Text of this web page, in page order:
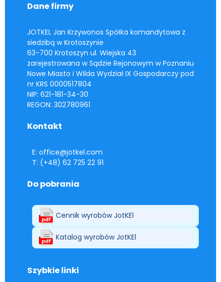
Dane firmy
JOTKEL Jan Krzywonos Spółka komandytowa z
siedzibą w Krotoszynie
63-700 Krotoszyn ul. Wiejska 43
zarejestrowana w Sądzie Rejonowym w Poznaniu
Nowe Miasto i Wilda Wydział IX Gospodarczy pod
nr KRS 0000517804
NIP: 621-181-34-30
REGON: 302780961
Kontakt
E: office@jotkel.com
T: (+48) 62 725 22 91
Do pobrania
Cennik wyrobów JotKEl
Katalog wyrobów JotKEl
Szybkie linki